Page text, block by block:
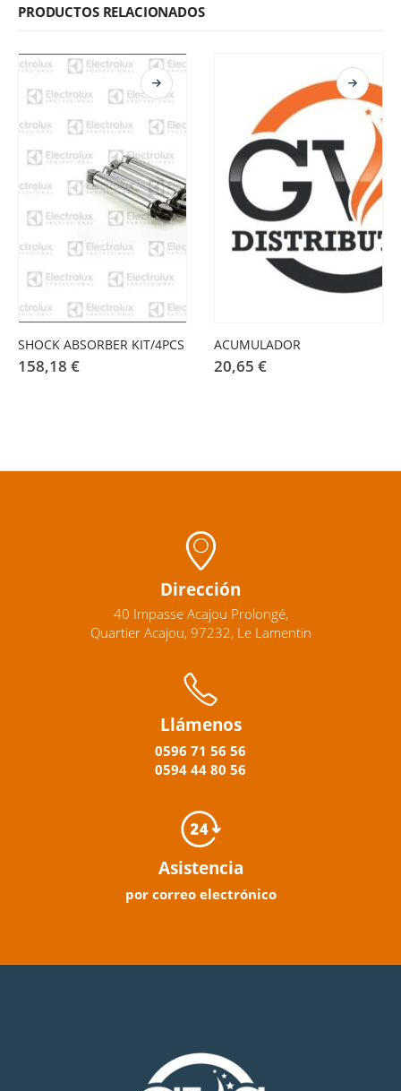
PRODUCTOS RELACIONADOS
SHOCK ABSORBER KIT/4PCS
158,18 €
ACUMULADOR
20,65 €
Dirección
40 Impasse Acajou Prolongé,
Quartier Acajou, 97232, Le Lamentin
Llámenos
0596 71 56 56
0594 44 80 56
Asistencia
por correo electrónico